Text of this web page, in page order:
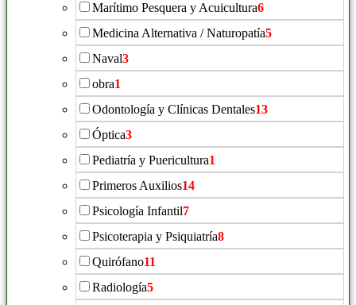
Marítimo Pesquera y Acuicultura6
Medicina Alternativa / Naturopatía5
Naval3
obra1
Odontología y Clínicas Dentales13
Óptica3
Pediatría y Puericultura1
Primeros Auxilios14
Psicología Infantil7
Psicoterapia y Psiquiatría8
Quirófano11
Radiología5